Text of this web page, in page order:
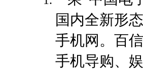
国内全新形
手机网。百
手机导购、